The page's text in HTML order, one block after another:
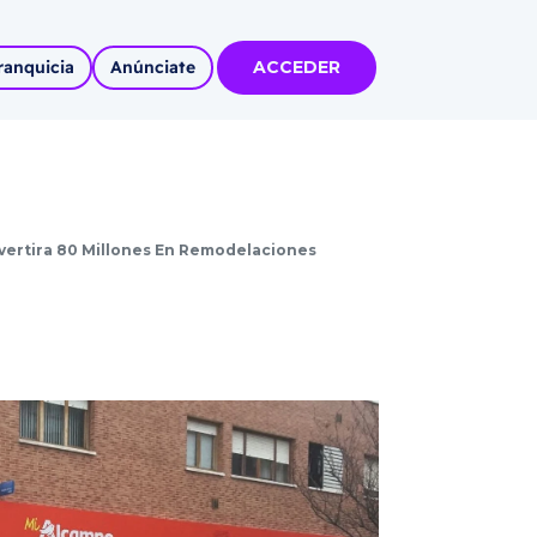
invertir
MÁS
con
tu Marca
Anúnciate ACCEDER
80 Millones En Remodelaciones